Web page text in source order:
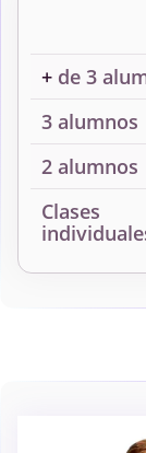
+ de 3
3 alumnos
2 alumnos
Clases